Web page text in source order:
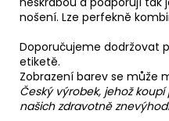
nošení. Lze perfekně
Doporučujeme dodržovat
etiketě.
Zobrazení barev se může
Český výrobek, jehož
našich zdravotně